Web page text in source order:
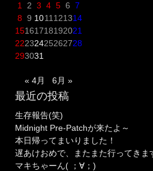
1
2 3 4 5 6 7
8 9 1011 121314
15161718192021
22232425262728
293031
« 4月 6月 »
最近の投稿
生存報告(笑)
Midnight Pre-Patchが来たよ～
本日帰ってまいりました！
遅あけおめで、またまた行ってきま
マキちゃーん( ；∀；)